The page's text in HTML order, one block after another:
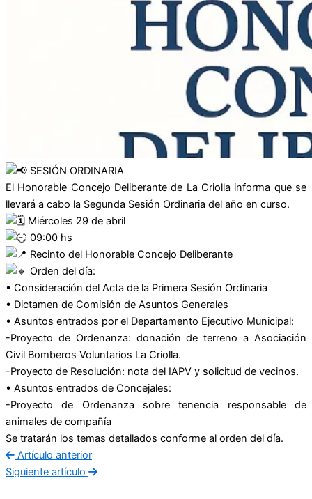
SESIÓN ORDINARIA
El Honorable Concejo Deliberante de La Criolla informa que se
llevará a cabo la Segunda Sesión Ordinaria del año en curso.
Miércoles 29 de abril
09:00 hs
Recinto del Honorable Concejo Deliberante
Orden del día:
• Consideración del Acta de la Primera Sesión Ordinaria
• Dictamen de Comisión de Asuntos Generales
• Asuntos entrados por el Departamento Ejecutivo Municipal:
-Proyecto de Ordenanza: donación de terreno a Asociación
Civil Bomberos Voluntarios La Criolla.
-Proyecto de Resolución: nota del IAPV y solicitud de vecinos.
• Asuntos entrados de Concejales:
-Proyecto de Ordenanza sobre tenencia responsable de
animales de compañía
Se tratarán los temas detallados conforme al orden del día.
Artículo anterior
Siguiente artículo